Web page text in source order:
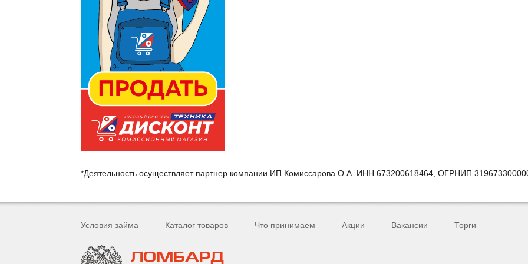
*Деятельность осуществляет партнер компании ИП Комиссарова О.А. ИНН 673200618464, ОГРНИП
Условия займа Каталог товаров Что принимаем Акции Вакансии Торги
ЛОМБАРД